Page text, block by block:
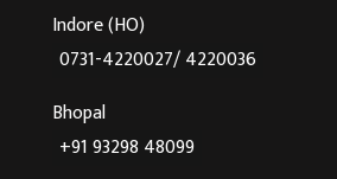
Indore (HO)
0731-4220027/ 4220036
Bhopal
+91 93298 48099